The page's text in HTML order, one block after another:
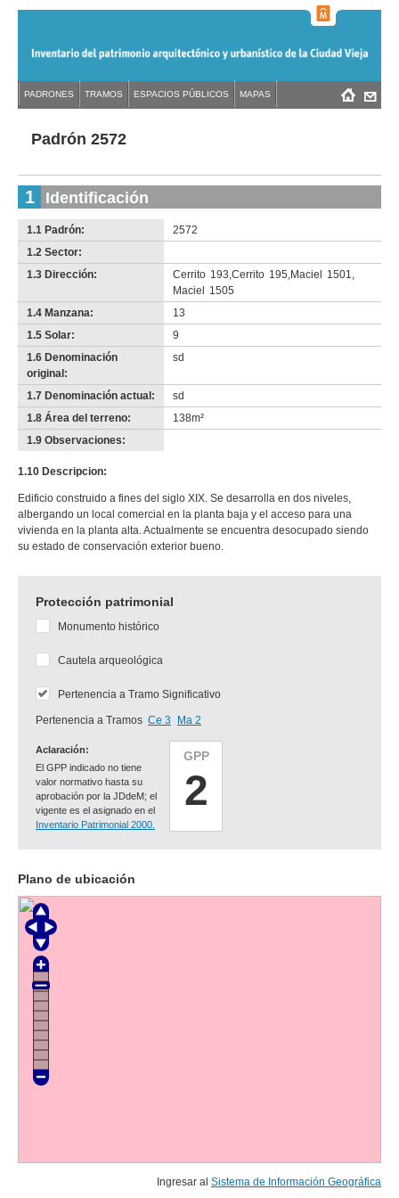
navigation
Back
topPadrón 2572
1 Identificación
1.1 Padrón:
2572
1.2 Sector:
no
info-
1.3 Dirección: Cerrito 193,Cerrito 195,Maciel 1501,
Maciel
1505
1.4 Manzana:
13
1.5 Solar:
9
1.6 Denominación
original:
sd
1.7 Denominación actual:
sd
1.8 Área del terreno:
138m²
1.9 Observaciones:
1.10 Descripcion:
Edificio construido a fines del siglo XIX. Se desarrolla en dos niveles,
albergando un local comercial en la planta baja y el acceso para una
vivienda en la planta alta. Actualmente se encuentra desocupado siendo
su estado de conservación exterior bueno.
Protección patrimonial
GPP
2
Aclaración:
El GPP indicado no tiene
valor normativo hasta su
aprobación por la JDdeM; el
vigente es el asignado en el
Inventario Patrimonial 2000.
Monumento histórico
Cautela arqueológica
Pertenencia a Tramo Significativo
Pertenencia a Tramos Ce 3 Ma 2
Plano de ubicación
Ingresar al Sistema de Información Geográfica
Back
to Menú
PADRONES TRAMOS ESPACIOS PÚBLICOS MAPAS